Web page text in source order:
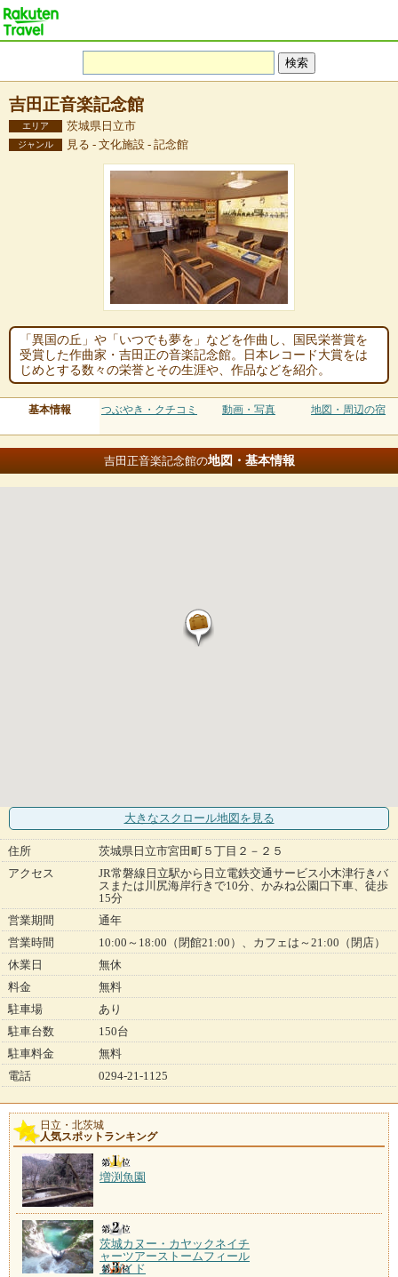
吉田正音楽記念館
エリア 茨城県日立市
ジャンル 見る - 文化施設 - 記念館
「異国の丘」や「いつでも夢を」などを作曲し、国民栄誉賞を
受賞した作曲家・吉田正の音楽記念館。日本レコード大賞をは
じめとする数々の栄誉とその生涯や、作品などを紹介。
基本情報 つぶやき・クチコミ 動画・写真 地図・周辺の宿
吉田正音楽記念館の地図・基本情報
大きなスクロール地図 を見る
住所
茨城県日立市宮田町５丁目２－２５
アクセス
JR常磐線日立駅から日立電鉄交通サービス小木津行きバ
スまたは川尻海岸行きで10分、かみね公園口下車、徒歩
15分
営業期間
通年
営業時間
10:00～18:00（閉館21:00）、カフェは～21:00（閉店）
休業日
無休
料金
無料
駐車場
あり
駐車台数
150台
駐車料金
無料
電話
0294-21-1125
日立・北茨城
人気スポットランキング
増渕魚園
茨城カヌー・カヤックネイチ
ャーツアーストームフィール
ドガイド